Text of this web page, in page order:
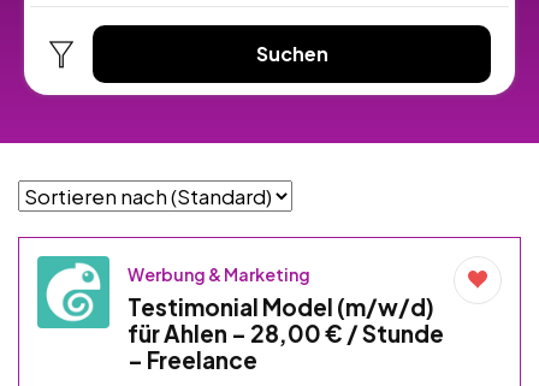
Suchen
Werbung & Marketing
Testimonial Model (m/w/d)
für Ahlen – 28,00 € / Stunde
– Freelance